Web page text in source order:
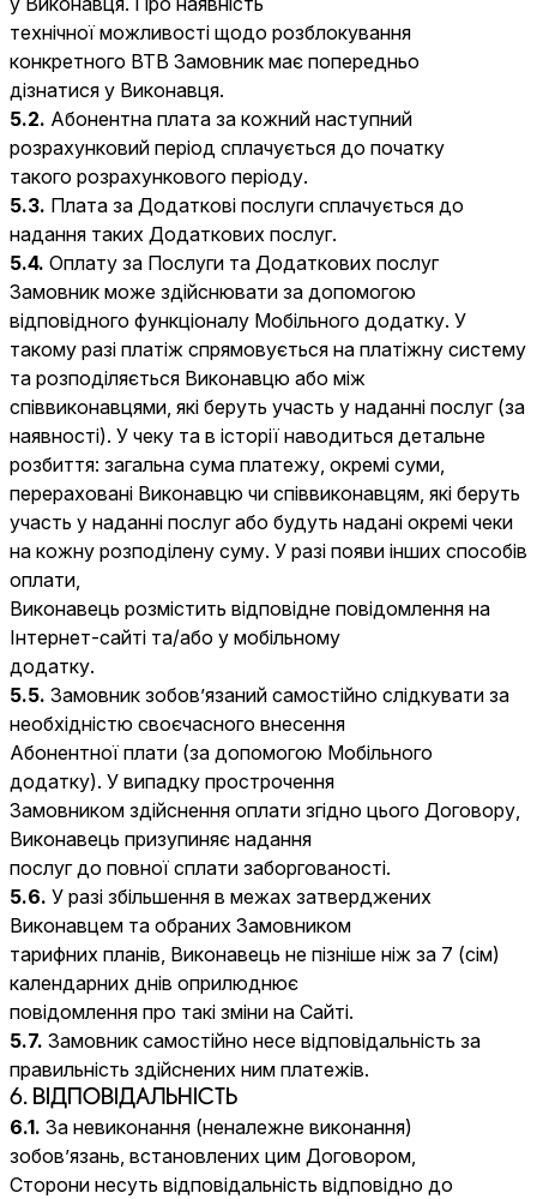
технічної можливості щодо розблокування
конкретного ВТВ Замовник має попередньо
дізнатися у Виконавця.
5.2. Абонентна плата за кожний наступний
розрахунковий період сплачується до початку
такого розрахункового періоду.
5.3. Плата за Додаткові послуги сплачується до
надання таких Додаткових послуг.
5.4. Оплату за Послуги та Додаткових послуг
Замовник може здійснювати за допомогою
відповідного функціоналу Мобільного додатку. У
такому разі платіж спрямовується на платіжну систему
та розподіляється Виконавцю або між
співвиконавцями, які беруть участь у наданні послуг (за
наявності). У чеку та в історії наводиться детальне
розбиття: загальна сума платежу, окремі суми,
перераховані Виконавцю чи співвиконавцям, які беруть
участь у наданні послуг або будуть надані окремі чеки
на кожну розподілену суму. У разі появи інших способів
оплати,
Виконавець розмістить відповідне повідомлення на
Інтернет-сайті та/або у мобільному
додатку.
5.5. Замовник зобов’язаний самостійно слідкувати за
необхідністю своєчасного внесення
Абонентної плати (за допомогою Мобільного
додатку). У випадку прострочення
Замовником здійснення оплати згідно цього Договору,
Виконавець призупиняє надання
послуг до повної сплати заборгованості.
5.6. У разі збільшення в межах затверджених
Виконавцем та обраних Замовником
тарифних планів, Виконавець не пізніше ніж за 7 (сім)
календарних днів оприлюднює
повідомлення про такі зміни на Сайті.
5.7. Замовник самостійно несе відповідальність за
правильність здійснених ним платежів.
6. ВІДПОВІДАЛЬНІСТЬ
6.1. За невиконання (неналежне виконання)
зобов’язань, встановлених цим Договором,
Сторони несуть відповідальність відповідно до